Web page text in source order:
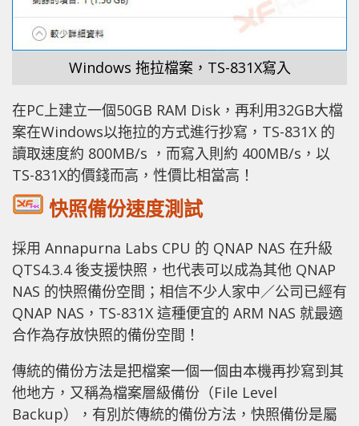
Windows 拖拉檔案，TS-831X寫入
在PC上建立一個50GB RAM Disk，再利用32GB大檔
案在Windows以拖拉的方式進行抄寫，TS-831X 的
讀取速度約 800MB/s ，而寫入則約 400MB/s，以
TS-831X的價錢而高，性價比相當高！
快照備份速度測試
採用 Annapurna Labs CPU 的 QNAP NAS 在升級
QTS4.3.4 後支援快照，也代表可以成為其他 QNAP
NAS 的快照備份空間；相信不少人家中／公司已經有
QNAP NAS，TS-831X 這種便宜的 ARM NAS 就最適
合作為存放快照的備份空間！
傳統的備份方法是把檔案一個一個由本機再抄寫到其
他地方，又稱為檔案層級備份（File Level
Backup），有別於傳統的備份方法，快照備份是屬